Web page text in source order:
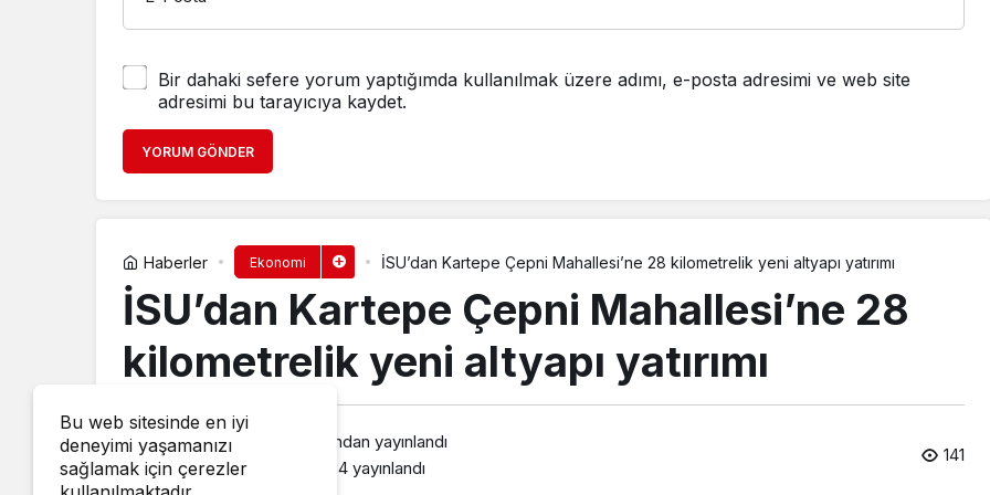
Bir dahaki sefere yorum yaptığımda kullanılmak üzere adımı, e-posta adresimi ve web site
adresimi bu tarayıcıya kaydet.
YORUM GÖNDER
Haberler Ekonomi İSU’dan Kartepe Çepni Mahallesi’ne 28 kilometrelik yeni altyapı yatırımı
İSU’dan Kartepe Çepni Mahallesi’ne 28
kilometrelik yeni altyapı yatırımı
Haber Müzik
tarafından yayınlandı
13 Haziran 2025, 11:34 yayınlandı
141
Bu web sitesinde en iyi
deneyimi yaşamanızı
sağlamak için çerezler